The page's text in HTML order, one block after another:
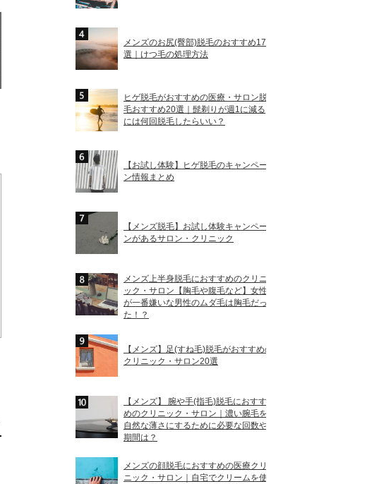
メンズのお尻(臀部)脱毛のおすすめ17
選｜けつ毛の処理方法
ヒゲ脱毛がおすすめの医療・サロン脱
毛おすすめ20選｜髭剃りが週1に減る
には何回脱毛したらいい？
【お試し体験】ヒゲ脱毛のキャンペー
ン情報まとめ
【メンズ脱毛】お試し体験キャンペー
ンがあるサロン・クリニック
メンズ上半身脱毛におすすめのクリニ
ック・サロン【胸毛や腹毛など】女性
が一番嫌いな男性のムダ毛は胸毛だっ
た！？
【メンズ】足(すね毛)脱毛がおすすめの
クリニック・サロン20選
【メンズ】 腕や手(指毛)脱毛におすす
めのクリニック・サロン｜濃い腕毛を
自然な薄さにするために必要な回数や
期間は？
メンズの顔脱毛におすすめの医療クリ
ニック・サロン｜自宅でクリームを使